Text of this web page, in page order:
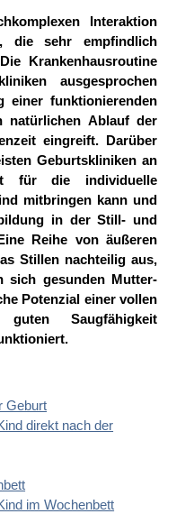
Interaktion
die sehr empfindlich
Krankenhausroutine
ausgesprochen
einer funktionierenden
natürlichen Ablauf der
eingreift. Darüber
Geburtskliniken an
für die individuelle
mitbringen kann und
in der Still- und
Reihe von äußeren
Stillen nachteilig aus,
sich gesunden Mutter-
Potenzial einer vollen
Saugfähigkeit
Geburt
direkt nach der
im Wochenbett